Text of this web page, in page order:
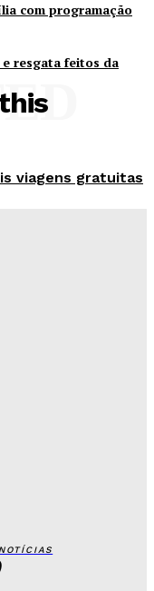
com programação
e resgata feitos da
viagens gratuitas
NOTÍCIAS